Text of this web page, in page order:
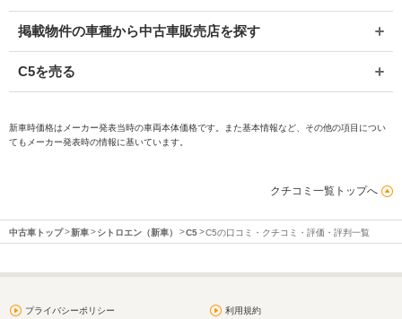
掲載物件の車種から中古車販売店を探す
C5を売る
新車時価格はメーカー発表当時の車両本体価格です。また基本情報など、その他の項目につい
てもメーカー発表時の情報に基いています。
クチコミ一覧トップへ
中古車トップ 新車 シトロエン（新車） C5 C5の口コミ・クチコミ・評価・評判一覧
プライバシーポリシー 利用規約